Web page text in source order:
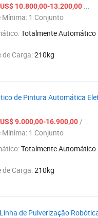
US$ 10.800,00-13.200,00 ...
Mínima: 1 Conjunto
Totalmente Automático
de Carga:210kg
de Pintura Automática
US$ 9.000,00-16.900,00/ ...
Mínima: 1 Conjunto
Totalmente Automático
de Carga:210kg
de Pulverização